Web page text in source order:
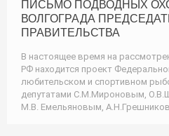
ПИСЬМО ПОДВОДНЫХ
ВОЛГОГРАДА
ПРАВИТЕЛЬСТВА
В настоящее время на
РФ находится проект
любительском и спортивном
депутатами С.М.Мироновым,
М.В. Емельяновым,